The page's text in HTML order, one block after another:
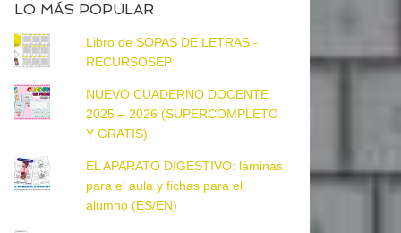
LO MÁS POPULAR
Libro de SOPAS DE LETRAS -
RECURSOSEP
NUEVO CUADERNO DOCENTE
2025 – 2026 (SUPERCOMPLETO
Y GRATIS)
EL APARATO DIGESTIVO: láminas
para el aula y fichas para el
alumno (ES/EN)